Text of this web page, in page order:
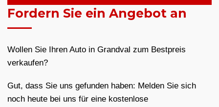
Fordern Sie ein Angebot an
Wollen Sie Ihren Auto in Grandval zum Bestpreis
verkaufen?
Gut, dass Sie uns gefunden haben: Melden Sie sich
noch heute bei uns für eine kostenlose